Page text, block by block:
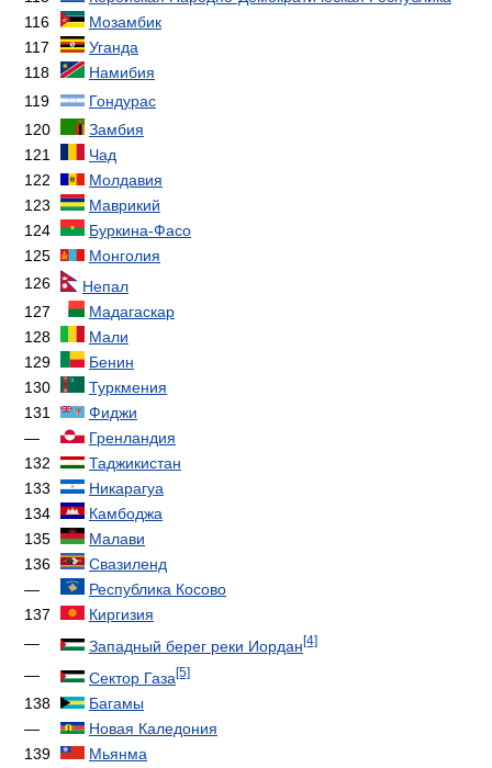
116
Мозамбик
117
Уганда
118
Намибия
119
Гондурас
120
Замбия
121
Чад
122
Молдавия
123
Маврикий
124
Буркина-Фасо
125
Монголия
126
Непал
127
Мадагаскар
128
Мали
129
Бенин
130
Туркмения
131
Фиджи
—
Гренландия
132
Таджикистан
133
Никарагуа
134
Камбоджа
135
Малави
136
Свазиленд
—
Республика Косово
137
Киргизия
—
Западный берег реки Иордан[4]
— Сектор Газа[5]
138
Багамы
—
Новая Каледония
139
Мьянма